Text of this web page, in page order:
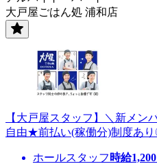
大戸屋ごはん処 浦和店
【大戸屋スタッフ】＼新メ
自由★前払い(稼働分)制度あ
ホールスタッフ 時給1,200